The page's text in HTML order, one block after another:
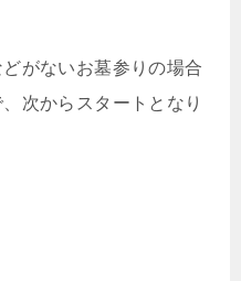
がないお墓参りの場合
次からスタートとなり